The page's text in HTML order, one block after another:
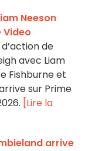
Neeson
Video
de
avec Liam
Fishburne et
sur Prime
[Lire la
arrive